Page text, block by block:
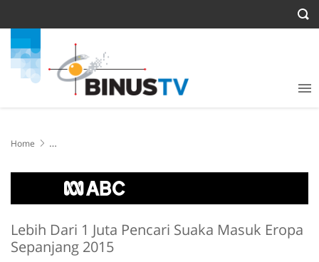
Home
Lebih Dari 1 Juta Pencari Suaka Masuk Eropa
Sepanjang 2015